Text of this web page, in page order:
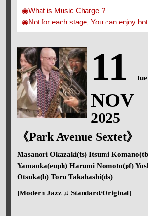
◉What is Music Charge ?
◉Not for each stage, You can enjoy
11 tue
NOV
2025
《Park Avenue Sextet》
Masanori Okazaki(ts) Itsumi
Yamaoka(euph) Harumi Nomoto(pf)
Otsuka(b) Toru Takahashi(ds)
[Modern Jazz ♫ Standard/Original]